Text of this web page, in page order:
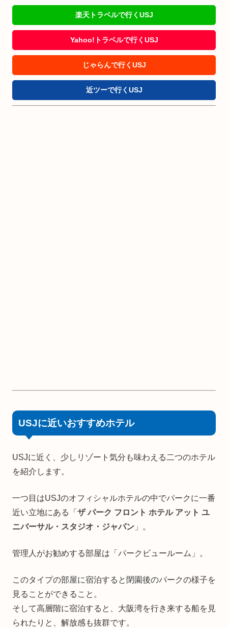
楽天トラベルで行くUSJ
Yahoo!トラベルで行くUSJ
じゃらんで行くUSJ
近ツーで行くUSJ
USJに近いおすすめホテル
USJに近く、少しリゾート気分も味わえる二つのホテル
を紹介します。
一つ目はUSJのオフィシャルホテルの中でパークに一番
近い立地にある「 ザ パーク フロント ホテル アット ユ
ニバーサル・スタジオ・ジャパン 」。
管理人がお勧めする部屋は「パークビュールーム」。
このタイプの部屋に宿泊すると閉園後のパークの様子を
見ることができること。
そして高層階に宿泊すると、大阪湾を行き来する船を見
られたりと、解放感も抜群です。